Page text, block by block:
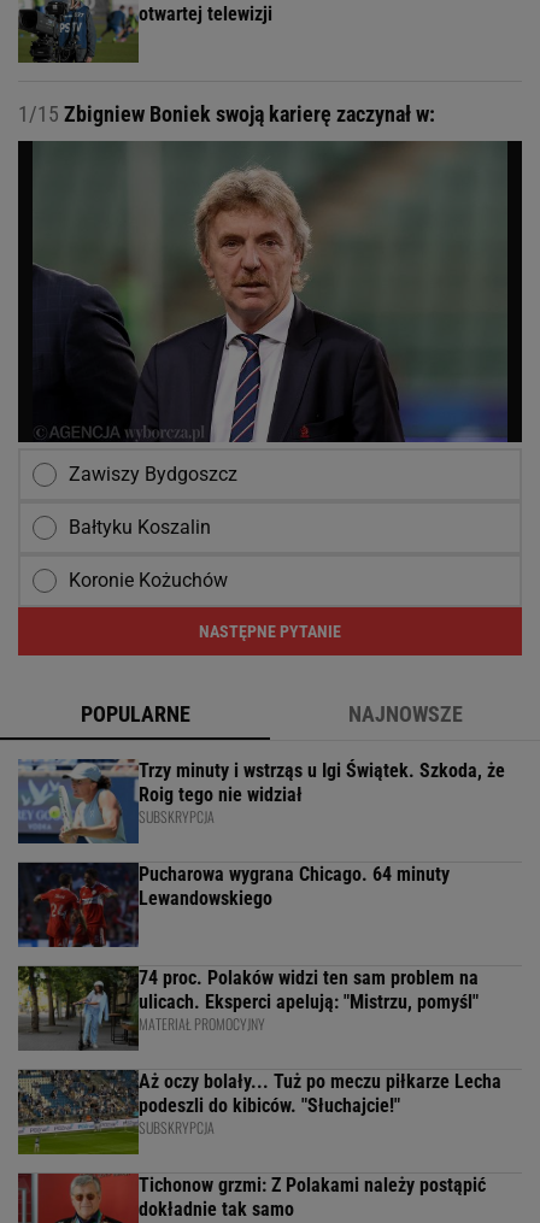
otwartej telewizji
1/15 Zbigniew Boniek swoją karierę zaczynał w:
Zawiszy Bydgoszcz
Bałtyku Koszalin
Koronie Kożuchów
NASTĘPNE PYTANIE
POPULARNE NAJNOWSZE
Trzy minuty i wstrząs u Igi Świątek. Szkoda, że
Roig tego nie widział
SUBSKRYPCJA
Pucharowa wygrana Chicago. 64 minuty
Lewandowskiego
74 proc. Polaków widzi ten sam problem na
ulicach. Eksperci apelują: "Mistrzu, pomyśl"
MATERIAŁ PROMOCYJNY
Aż oczy bolały... Tuż po meczu piłkarze Lecha
podeszli do kibiców. "Słuchajcie!"
SUBSKRYPCJA
Tichonow grzmi: Z Polakami należy postąpić
dokładnie tak samo